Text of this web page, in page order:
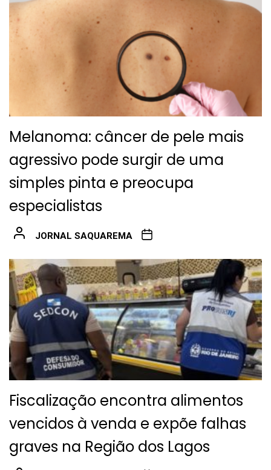
Melanoma: câncer de pele mais
agressivo pode surgir de uma
simples pinta e preocupa
especialistas
JORNAL SAQUAREMA
Fiscalização encontra alimentos
vencidos à venda e expõe falhas
graves na Região dos Lagos